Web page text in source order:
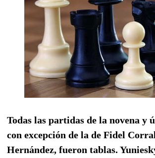
Todas las partidas de la novena y
con excepción de la de Fidel
Hernández, fueron tablas.